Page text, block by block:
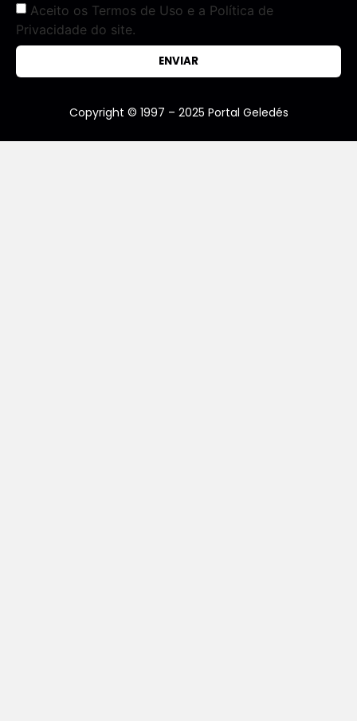
Aceito os Termos de Uso e a Política de
Privacidade do site.
ENVIAR
Copyright © 1997 – 2025 Portal Geledés